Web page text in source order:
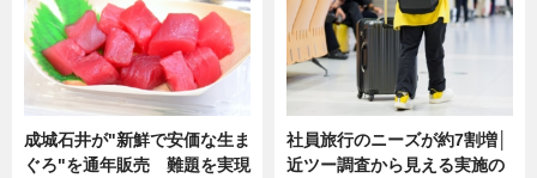
成城石井が"新鮮で安価な生ま
ぐろ"を通年販売 難題を実現
社員旅行のニーズが約7割増│
近ツー調査から見える実施の